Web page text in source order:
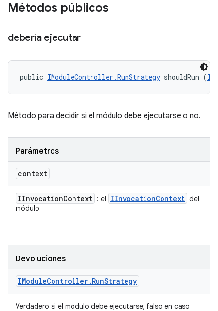
Métodos públicos
debería ejecutar
public IModuleController.RunStrategy shouldRun (
Método para decidir si el módulo debe ejecutarse o no.
Parámetros
context
IInvocationContext : el IInvocationContext del
módulo
Devoluciones
IModuleController. RunStrategy
Verdadero si el módulo debe ejecutarse; falso en caso